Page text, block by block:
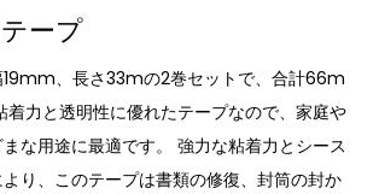
ープ
19mm、長さ33mの2巻セットで、合計66m
着力と透明性に優れたテープなので、家庭や
な用途に最適です。 強力な粘着力とシース
り、このテープは書類の修復、封筒の封か